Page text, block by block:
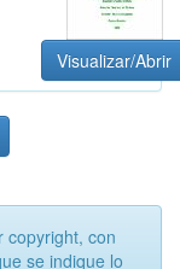
Visualizar/Abrir
copyright, con
se indique lo